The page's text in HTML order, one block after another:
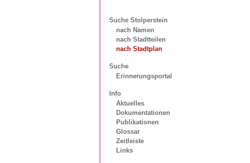
Suche Stolperstein
nach Namen
nach Stadtteilen
nach Stadtplan
Suche
Erinnerungsportal
Info
Aktuelles
Dokumentationen
Publikationen
Glossar
Zeitleiste
Links